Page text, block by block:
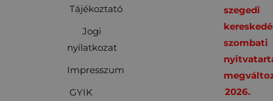
Tájékoztató
Jogi
nyilatkozat
Impresszum
GYIK
szegedi
szombati
2026.